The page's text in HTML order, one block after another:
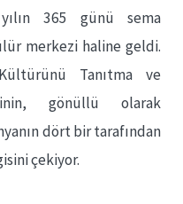
yılın 365 günü sema
merkezi haline geldi.
Tanıtma ve
gönüllü olarak
dört bir tarafından
çekiyor.